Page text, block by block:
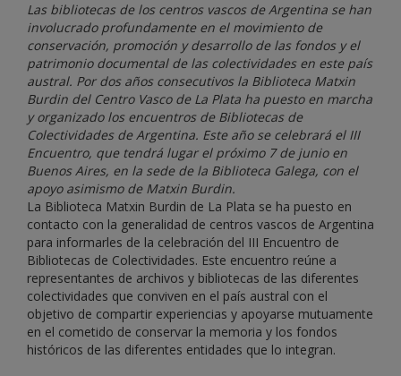
Las bibliotecas de los centros vascos de Argentina se han
involucrado profundamente en el movimiento de
conservación, promoción y desarrollo de las fondos y el
patrimonio documental de las colectividades en este país
austral. Por dos años consecutivos la Biblioteca Matxin
Burdin del Centro Vasco de La Plata ha puesto en marcha
y organizado los encuentros de Bibliotecas de
Colectividades de Argentina. Este año se celebrará el III
Encuentro, que tendrá lugar el próximo 7 de junio en
Buenos Aires, en la sede de la Biblioteca Galega, con el
apoyo asimismo de Matxin Burdin.
La Biblioteca Matxin Burdin de La Plata se ha puesto en
contacto con la generalidad de centros vascos de Argentina
para informarles de la celebración del III Encuentro de
Bibliotecas de Colectividades. Este encuentro reúne a
representantes de archivos y bibliotecas de las diferentes
colectividades que conviven en el país austral con el
objetivo de compartir experiencias y apoyarse mutuamente
en el cometido de conservar la memoria y los fondos
históricos de las diferentes entidades que lo integran.